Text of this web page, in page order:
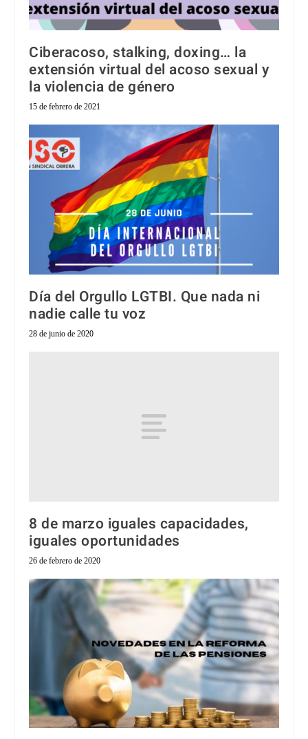
Ciberacoso, stalking, doxing… la
extensión virtual del acoso sexual y
la violencia de género
15 de febrero de 2021
Día del Orgullo LGTBI. Que nada ni
nadie calle tu voz
28 de junio de 2020
8 de marzo iguales capacidades,
iguales oportunidades
26 de febrero de 2020